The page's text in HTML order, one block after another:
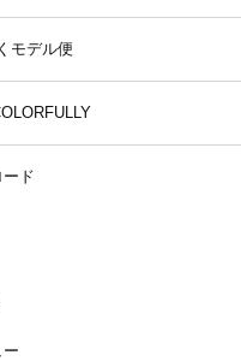
モデル便
ード
ー